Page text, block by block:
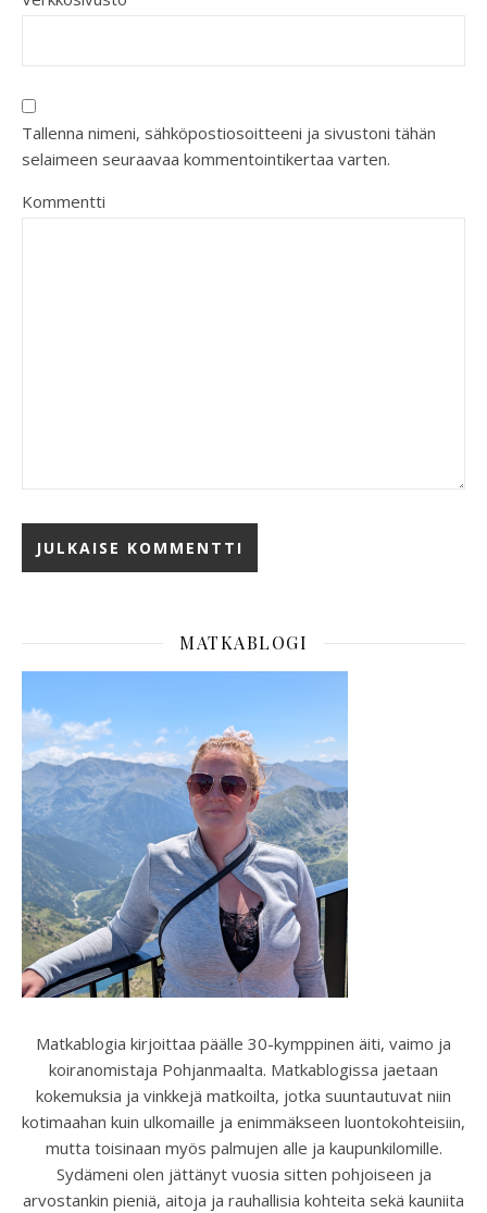
Tallenna nimeni, sähköpostiosoitteeni ja sivustoni tähän
selaimeen seuraavaa kommentointikertaa varten.
Kommentti
MATKABLOGI
Matkablogia kirjoittaa päälle 30-kymppinen äiti, vaimo ja
koiranomistaja Pohjanmaalta. Matkablogissa jaetaan
kokemuksia ja vinkkejä matkoilta, jotka suuntautuvat niin
kotimaahan kuin ulkomaille ja enimmäkseen luontokohteisiin,
mutta toisinaan myös palmujen alle ja kaupunkilomille.
Sydämeni olen jättänyt vuosia sitten pohjoiseen ja
arvostankin pieniä, aitoja ja rauhallisia kohteita sekä kauniita